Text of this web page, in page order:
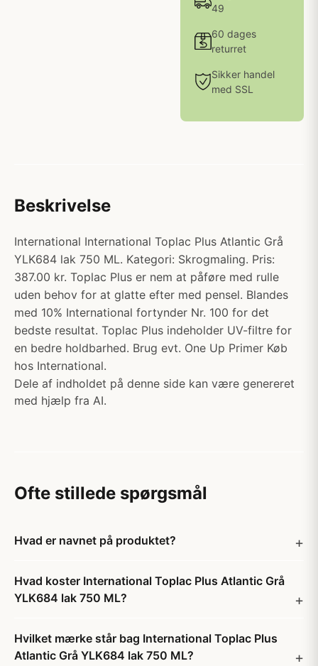
49
60 dages
returret
Sikker handel
med SSL
Beskrivelse
International International Toplac Plus Atlantic Grå
YLK684 lak 750 ML. Kategori: Skrogmaling. Pris:
387.00 kr. Toplac Plus er nem at påføre med rulle
uden behov for at glatte efter med pensel. Blandes
med 10% International fortynder Nr. 100 for det
bedste resultat. Toplac Plus indeholder UV-filtre for
en bedre holdbarhed. Brug evt. One Up Primer Køb
hos International.
Dele af indholdet på denne side kan være genereret
med hjælp fra AI.
Ofte stillede spørgsmål
Hvad er navnet på produktet?
Hvad koster International Toplac Plus Atlantic Grå
YLK684 lak 750 ML?
Hvilket mærke står bag International Toplac Plus
Atlantic Grå YLK684 lak 750 ML?